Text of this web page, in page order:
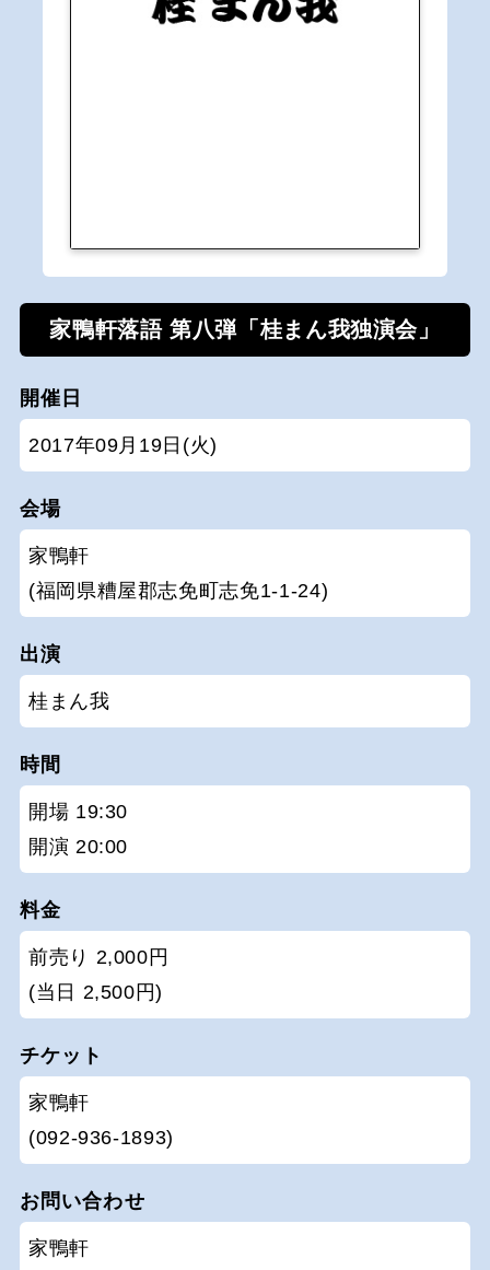
家鴨軒落語 第八弾「桂まん我独演会」
開催日
2017年09月19日(火)
会場
家鴨軒
(福岡県糟屋郡志免町志免1-1-24)
出演
桂まん我
時間
開場 19:30
開演 20:00
料金
前売り 2,000円
(当日 2,500円)
チケット
家鴨軒
(092-936-1893)
お問い合わせ
家鴨軒